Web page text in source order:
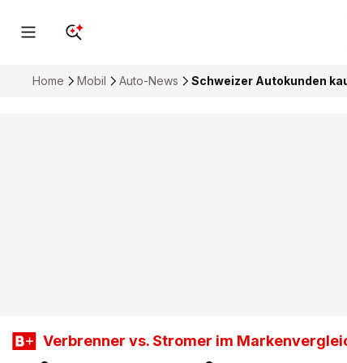
Home Mobil Auto-News Schweizer Autokunden
Verbrenner vs. Stromer im